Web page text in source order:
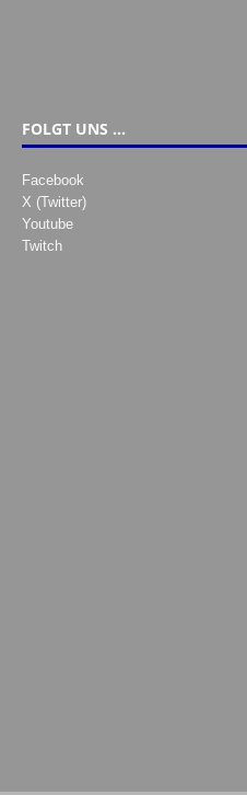
FOLGT UNS …
Facebook
X (Twitter)
Youtube
Twitch